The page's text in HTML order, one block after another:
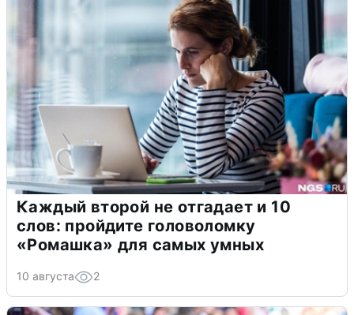
Каждый второй не отгадает и 10
слов: пройдите головоломку
«Ромашка» для самых умных
10 августа 2